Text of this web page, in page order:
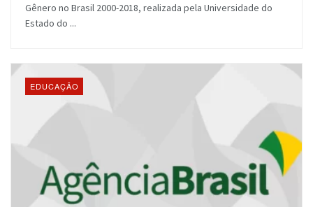
Gênero no Brasil 2000-2018, realizada pela Universidade do
Estado do ...
EDUCAÇÃO